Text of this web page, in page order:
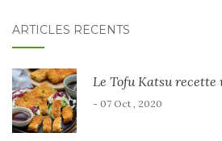
ARTICLES RÉCENTS
Le Tofu Katsu
- 07 Oct , 2020